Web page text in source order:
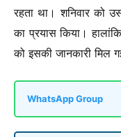
रहता था। शनिवार
का प्रयास किया।
को इसकी जानकारी मिल
WhatsApp Group